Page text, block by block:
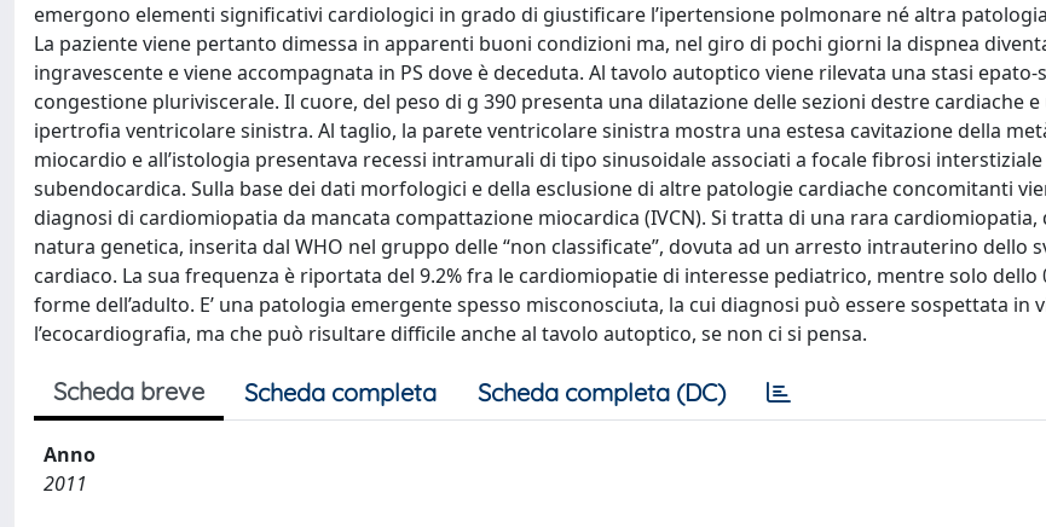
emergono elementi significativi cardiologici in grado di giustificare l’ipertensione polmonare né altra
La paziente viene pertanto dimessa in apparenti buoni condizioni ma, nel giro di pochi giorni la dispnea
ingravescente e viene accompagnata in PS dove è deceduta. Al tavolo autoptico viene rilevata una stasi epato-
congestione pluriviscerale. Il cuore, del peso di g 390 presenta una dilatazione delle sezioni destre cardiache e
ipertrofia ventricolare sinistra. Al taglio, la parete ventricolare sinistra mostra una estesa cavitazione della
miocardio e all’istologia presentava recessi intramurali di tipo sinusoidale associati a focale fibrosi interstiziale
subendocardica. Sulla base dei dati morfologici e della esclusione di altre patologie cardiache concomitanti
diagnosi di cardiomiopatia da mancata compattazione miocardica (IVCN). Si tratta di una rara cardiomiopatia,
natura genetica, inserita dal WHO nel gruppo delle “non classificate”, dovuta ad un arresto intrauterino dello
cardiaco. La sua frequenza è riportata del 9.2% fra le cardiomiopatie di interesse pediatrico, mentre solo dello
forme dell’adulto. E’ una patologia emergente spesso misconosciuta, la cui diagnosi può essere sospettata in
l’ecocardiografia, ma che può risultare difficile anche al tavolo autoptico, se non ci si pensa.
Scheda breve Scheda completa Scheda completa (DC)
Anno
2011